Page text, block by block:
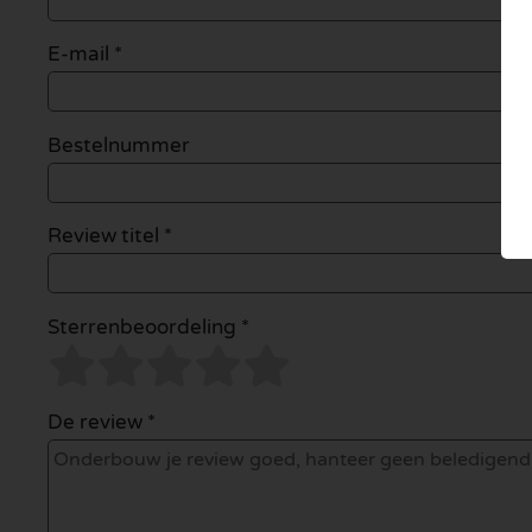
E-mail *
Bestelnummer
Review titel *
Sterrenbeoordeling *
De review *